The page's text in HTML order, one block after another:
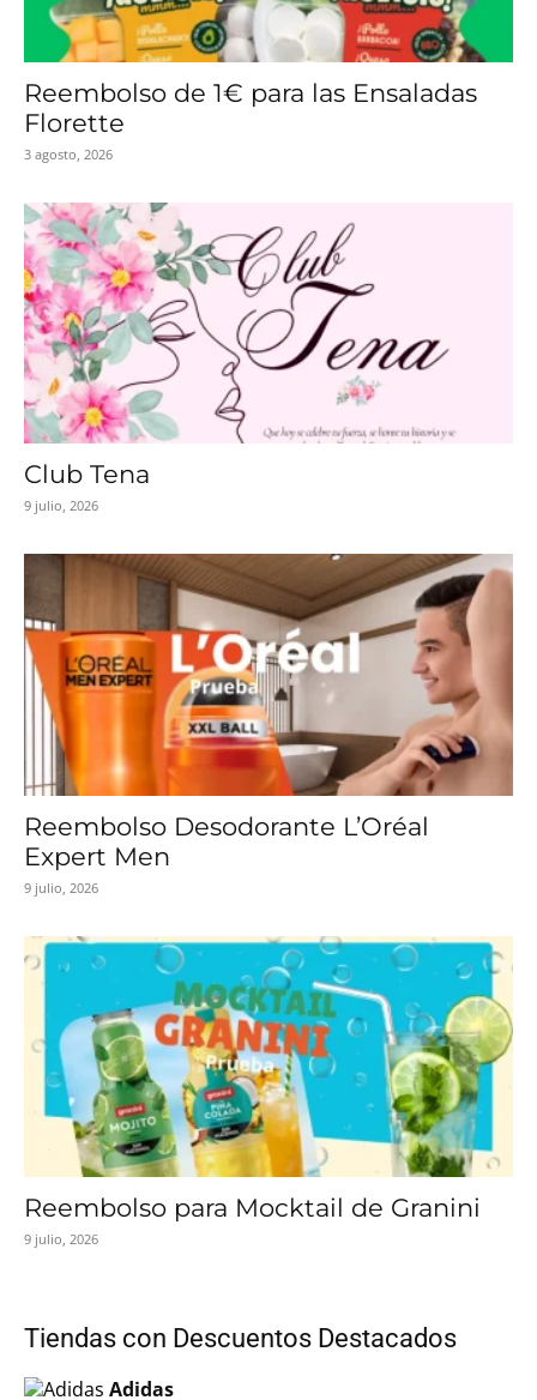
Reembolso de 1€ para las Ensaladas
Florette
3 agosto, 2026
Club Tena
9 julio, 2026
Reembolso Desodorante L’Oréal
Expert Men
9 julio, 2026
Reembolso para Mocktail de Granini
9 julio, 2026
Tiendas con Descuentos Destacados
Adidas